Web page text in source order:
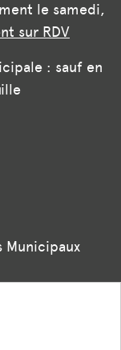
le samedi,
sur RDV
: sauf en
Municipaux